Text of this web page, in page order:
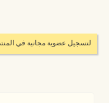
لتسجيل عضوية مجانية في